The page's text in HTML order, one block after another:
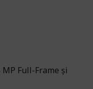
Full-Frame și